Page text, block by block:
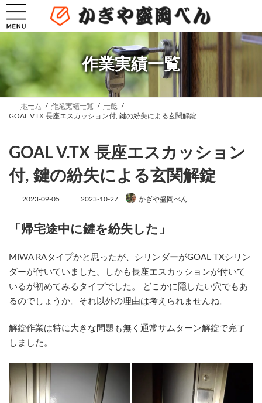
コ
テ
へ
ッ
プ
ナ
ゲ
ョ
移
動
作業実績一覧
ホーム 作業実績一覧
一般
GOAL V.TX 長座エスカッション付, 鍵の紛失による玄関解錠
GOAL V.TX 長座エスカッション
付, 鍵の紛失による玄関解錠
2023-09-05
最
新
日
:
2023-10-27 かぎや盛岡べん
「帰宅途中に鍵を紛失した」
MIWA RAタイプかと思ったが、シリンダーがGOAL TXシリン
ダーが付いていました。しかも長座エスカッションが付いて
いるが初めてみるタイプでした。 どこかに隠したい穴でもあ
るのでしょうか。それ以外の理由は考えられませんね。
解錠作業は特に大きな問題も無く通常サムターン解錠で完了
しました。